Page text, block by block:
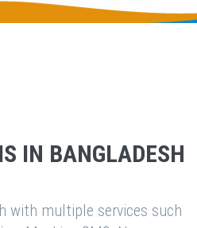
IN BANGLADESH
with multiple services such